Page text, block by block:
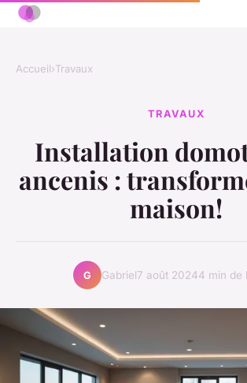
Accueil›Travaux
TRAVAUX
Installation
ancenis :
maison!
G Gabriel7 août 20244 min de